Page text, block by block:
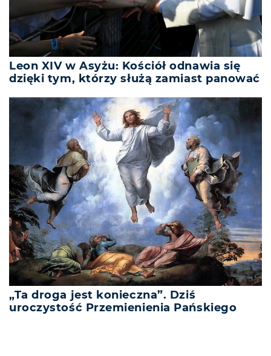
Leon XIV w Asyżu: Kościół odnawia się
dzięki tym, którzy służą zamiast panować
„Ta droga jest konieczna”. Dziś
uroczystość Przemienienia Pańskiego